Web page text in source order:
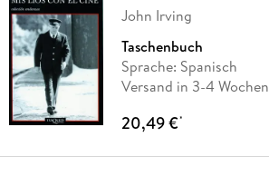
John Irving
Taschenbuch
Sprache: Spanisch
Versand in 3-4 Wochen
20,49 €*